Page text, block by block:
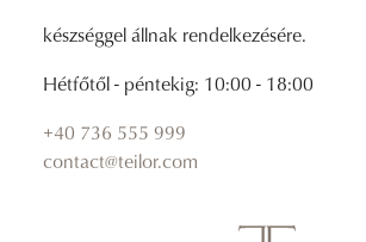
készséggel állnak rendelkezésére.
Hétfőtől - péntekig: 10:00 - 18:00
+40 736 555 999
contact@teilor.com